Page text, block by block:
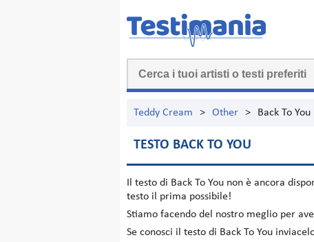
Teddy Cream > Other > Back To You
TESTO BACK TO YOU
Il testo di Back To You non è ancora
testo il prima possibile!
Stiamo facendo del nostro meglio per
Se conosci il testo di Back To You